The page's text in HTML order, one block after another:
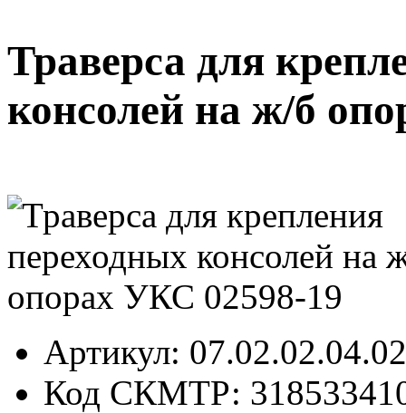
Траверса для
консолей на ж/б
Артикул:
Код СКМТР: